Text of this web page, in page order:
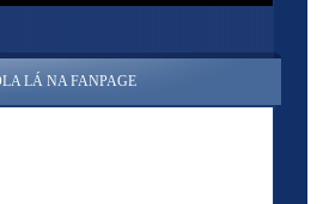
LÁ NA FANPAGE